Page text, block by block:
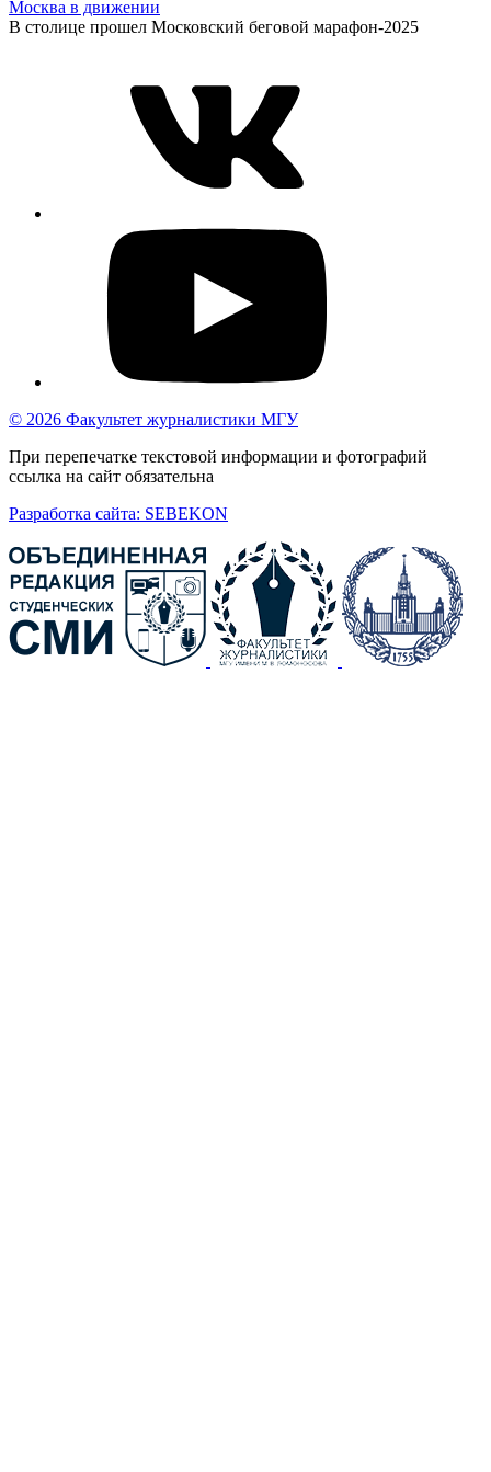
Москва в движении
В столице прошел Московский беговой марафон-2025
© 2026 Факультет журналистики МГУ
При перепечатке текстовой информации и фотографий
ссылка на сайт обязательна
Разработка сайта: SEBEKON